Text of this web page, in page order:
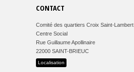
CONTACT
Comité des quartiers Croix Saint-Lambert
Centre Social
Rue Guillaume Apollinaire
22000 SAINT-BRIEUC
Localisation